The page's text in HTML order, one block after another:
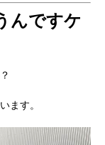
んですケ
ます。